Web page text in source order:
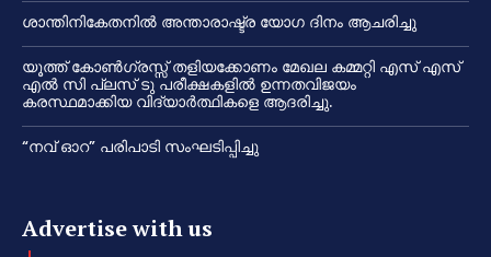
ശാന്തിനികേതനിൽ അന്താരാഷ്ട്ര യോഗ ദിനം ആചരിച്ചു
യൂത്ത് കോൺഗ്രസ്സ് തളിയക്കോണം മേഖല കമ്മറ്റി എസ് എസ്
എൽ സി പ്ലസ് ടു പരീക്ഷകളിൽ ഉന്നതവിജയം
കരസ്ഥമാക്കിയ വിദ്യാർത്ഥികളെ ആദരിച്ചു.
“നവ് ഓറ” പരിപാടി സംഘടിപ്പിച്ചു
Advertise with us